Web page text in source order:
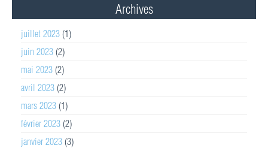
Archives
juillet 2023 (1)
juin 2023 (2)
mai 2023 (2)
avril 2023 (2)
mars 2023 (1)
février 2023 (2)
janvier 2023 (3)